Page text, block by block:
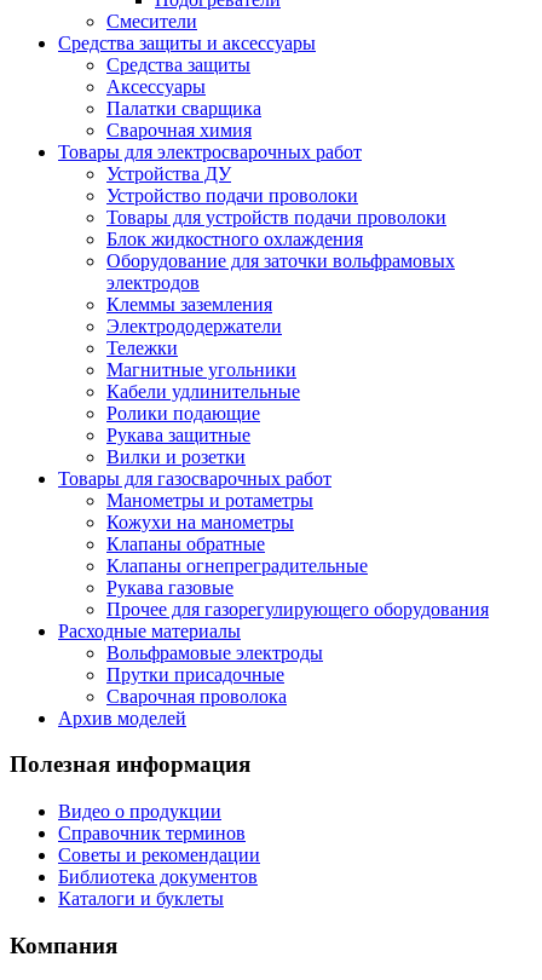
Смесители
Средства защиты и аксессуары
Средства защиты
Аксессуары
Палатки сварщика
Сварочная химия
Товары для электросварочных работ
Устройства ДУ
Устройство подачи проволоки
Товары для устройств подачи проволоки
Блок жидкостного охлаждения
Оборудование для заточки вольфрамовых
электродов
Клеммы заземления
Электрододержатели
Тележки
Магнитные угольники
Кабели удлинительные
Ролики подающие
Рукава защитные
Вилки и розетки
Товары для газосварочных работ
Манометры и ротаметры
Кожухи на манометры
Клапаны обратные
Клапаны огнепреградительные
Рукава газовые
Прочее для газорегулирующего оборудования
Расходные материалы
Вольфрамовые электроды
Прутки присадочные
Сварочная проволока
Архив моделей
Полезная информация
Видео о продукции
Справочник терминов
Советы и рекомендации
Библиотека документов
Каталоги и буклеты
Компания